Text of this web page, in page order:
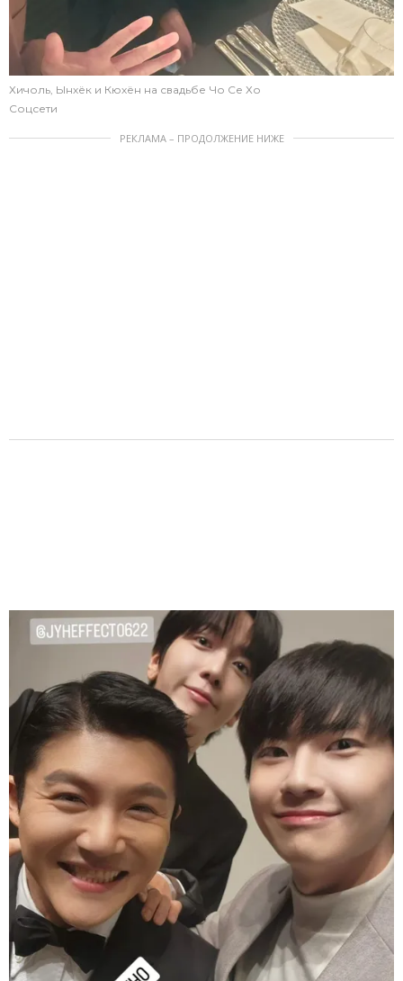
Хичоль, Ынхёк и Кюхён на свадьбе Чо Се Хо
Соцсети
РЕКЛАМА – ПРОДОЛЖЕНИЕ НИЖЕ